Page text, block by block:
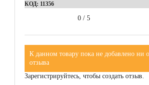
КОД: 11356
0 / 5
К данном товару пока не добавлено ни
отзыва
Зарегистрируйтесь, чтобы создать отзыв.